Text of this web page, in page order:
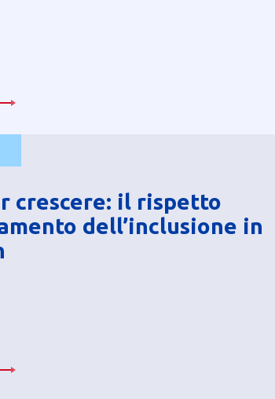
crescere: il rispetto
dell’inclusione in